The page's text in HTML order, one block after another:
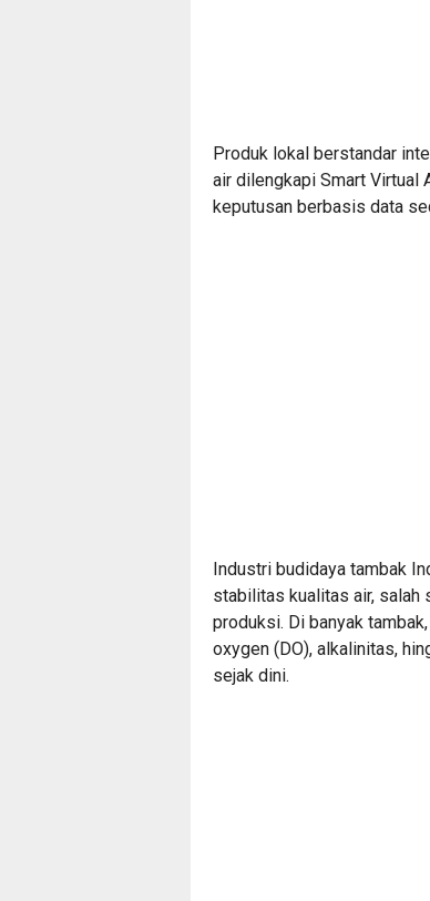
Produk lokal berstandar
air dilengkapi Smart Virtual
keputusan berbasis data
Industri budidaya tambak
stabilitas kualitas air, salah
produksi. Di banyak
oxygen (DO), alkalinitas,
sejak dini.